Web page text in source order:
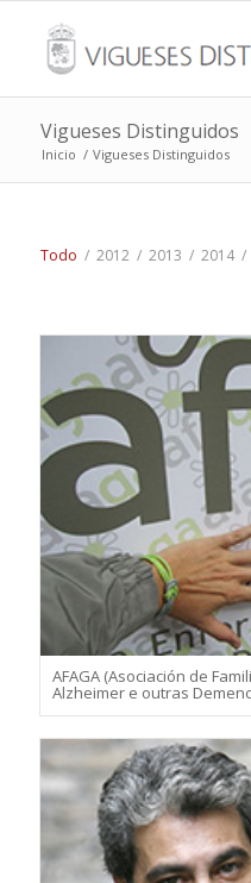
Vigueses Distinguidos
Inicio / Vigueses Distinguidos
Todo / 2012 / 2013 / 2014 /
AFAGA (Asociación de
Alzheimer e outras